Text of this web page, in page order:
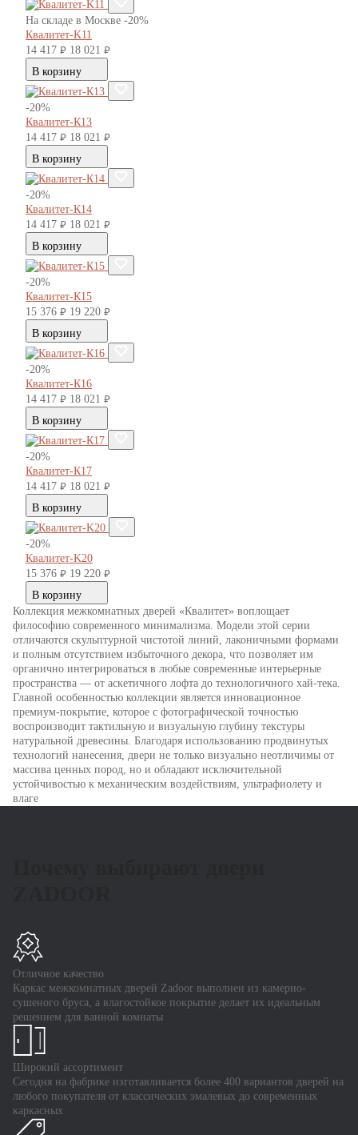
На складе в Москве -20%
Квалитет-K11
14 417 руб. 18 021 руб.
В корзину
-20%
Квалитет-К13
14 417 руб. 18 021 руб.
В корзину
-20%
Квалитет-К14
14 417 руб. 18 021 руб.
В корзину
-20%
Квалитет-К15
15 376 руб. 19 220 руб.
В корзину
-20%
Квалитет-К16
14 417 руб. 18 021 руб.
В корзину
-20%
Квалитет-К17
14 417 руб. 18 021 руб.
В корзину
-20%
Квалитет-K20
15 376 руб. 19 220 руб.
В корзину
Коллекция межкомнатных дверей «Квалитет» воплощает
философию современного минимализма. Модели этой серии
отличаются скульптурной чистотой линий, лаконичными формами
и полным отсутствием избыточного декора, что позволяет им
органично интегрироваться в любые современные интерьерные
пространства — от аскетичного лофта до технологичного хай-тека.
Главной особенностью коллекции является инновационное
премиум-покрытие, которое с фотографической точностью
воспроизводит тактильную и визуальную глубину текстуры
натуральной древесины. Благодаря использованию продвинутых
технологий нанесения, двери не только визуально неотличимы от
массива ценных пород, но и обладают исключительной
устойчивостью к механическим воздействиям, ультрафиолету и
влаге
Отличное качество
Каркас межкомнатных дверей Zadoor выполнен из камерно-
сушеного бруса, а влагостойкое покрытие делает их идеальным
решением для ванной комнаты
Широкий ассортимент
Сегодня на фабрике изготавливается более 400 вариантов дверей на
любого покупателя от классических эмалевых до современных
каркасных